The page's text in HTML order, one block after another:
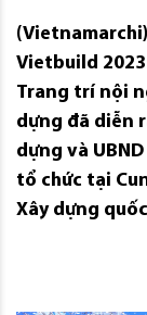
Vietbuild
Trang trí nội
dựng đã diễn
dựng và
tổ chức tại
Xây dựng